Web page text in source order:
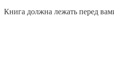
Книга должна лежать перед